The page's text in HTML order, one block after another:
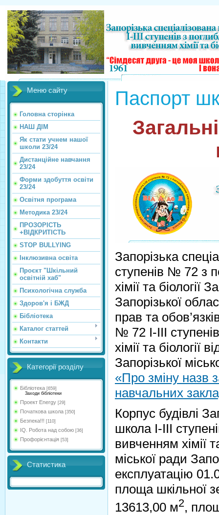
Меню сайту
Головна сторінка
НАШ ДІМ
Як стати учнем нашої
школи 23/24
Дистанційне навчання
23/24
Форми здобуття освіти
23/24
Освітня програма
Методика 23/24
ПРОЗОРІСТЬ
+ВІДКРИТІСТЬ
STOP BULLYING
Інклюзивна освіта
Проєкт "Шкільний
освітній хаб"
Психологічна служба
Здоров'я і БЖД
Бібліотека
Каталог статтей
Контакти
Категорії розділу
Бібліотека [659]
Заходи бібліотеки
Проект Energy [29]
Початкова школа [350]
Безпека!!! [110]
IQ. Робота над собою [36]
Профорієнтація [53]
Статистика
Паспорт
Запорізька
ступенів № 72 з
хімії та біології
Запорізької
прав та
№ 72 І-ІІІ
хімії та біології
Запорізької
«Про зміну назв
навчальних
Корпус будівлі
школа І-ІІІ
вивченням хімії
міської ради
експлуатацію
площа шкільної
13613,00 м2,